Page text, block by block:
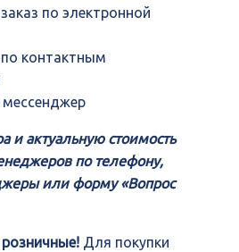
по электронной
контактным
мессенджер
и актуальную стоимость
по телефону,
или форму «Вопрос
Для покупки